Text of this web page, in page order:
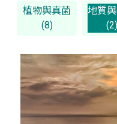
植物與真菌
(8)
地質
(2)